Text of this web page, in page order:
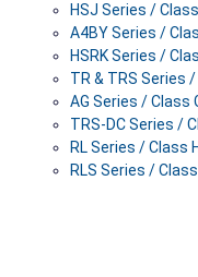
HSJ Series /
A4BY Series /
HSRK Series /
TR & TRS Series
AG Series / Class
TRS-DC Series /
RL Series / Class
RLS Series /